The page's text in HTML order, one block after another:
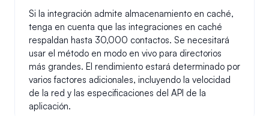
Si la integración admite almacenamiento en caché,
tenga en cuenta que las integraciones en caché
respaldan hasta 30,000 contactos. Se necesitará
usar el método en modo en vivo para directorios
más grandes. El rendimiento estará determinado por
varios factores adicionales, incluyendo la velocidad
de la red y las especificaciones del API de la
aplicación.